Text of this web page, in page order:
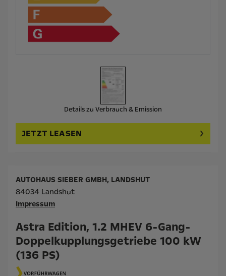
Details zu Verbrauch & Emission
JETZT LEASEN
Astra Edition, 1.2 MHEV 6-Gang-
Doppelkupplungsgetriebe 100 kW
(136 PS)
AUTOHAUS SIEBER GMBH, LANDSHUT
84034 Landshut
Impressum